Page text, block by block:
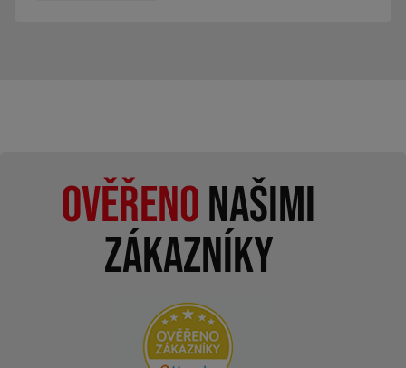
Ověřenonašimi
zákazníky